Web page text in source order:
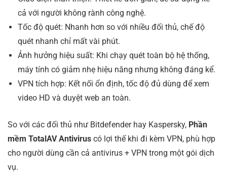
cả với người không rành công nghệ.
Tốc độ quét: Nhanh hơn so với nhiều đối thủ, chế độ
quét nhanh chỉ mất vài phút.
Ảnh hưởng hiệu suất: Khi chạy quét toàn bộ hệ thống,
máy tính có giảm nhẹ hiệu năng nhưng không đáng kể.
VPN tích hợp: Kết nối ổn định, tốc độ đủ dùng để xem
video HD và duyệt web an toàn.
So với các đối thủ như Bitdefender hay Kaspersky, Phần
mềm TotalAV Antivirus có lợi thế khi đi kèm VPN, phù hợp
cho người dùng cần cả antivirus + VPN trong một gói dịch
vụ.